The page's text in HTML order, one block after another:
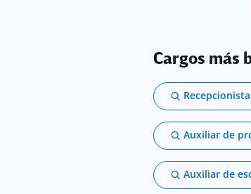
Cargos más
Recepcionista
Auxiliar de
Auxiliar de